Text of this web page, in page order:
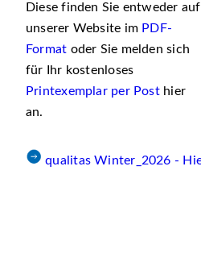
Diese finden Sie entweder auf
unserer Website im PDF-
Format oder Sie melden sich
für Ihr kostenloses
Printexemplar per Posthier
an.
qualitas Winter_2026 -